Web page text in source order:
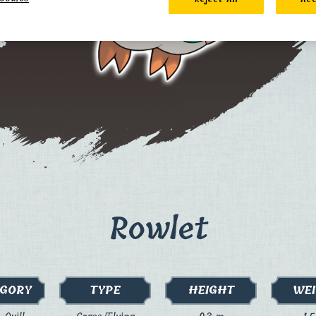
Rowlet
TYPE HEIGHT